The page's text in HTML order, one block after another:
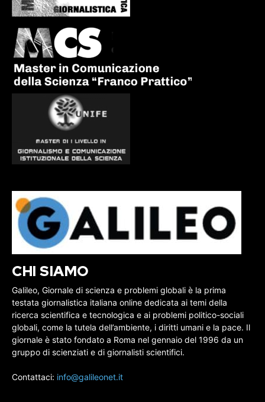
CHI SIAMO
Galileo, Giornale di scienza e problemi globali è la prima
testata giornalistica italiana online dedicata ai temi della
ricerca scientifica e tecnologica e ai problemi politico-sociali
globali, come la tutela dell’ambiente, i diritti umani e la pace. Il
giornale è stato fondato a Roma nel gennaio del 1996 da un
gruppo di scienziati e di giornalisti scientifici.
Contattaci: info@galileonet.it